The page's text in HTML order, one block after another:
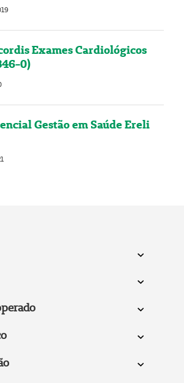
Exames Cardiológicos
0)
Gestão em Saúde Ereli